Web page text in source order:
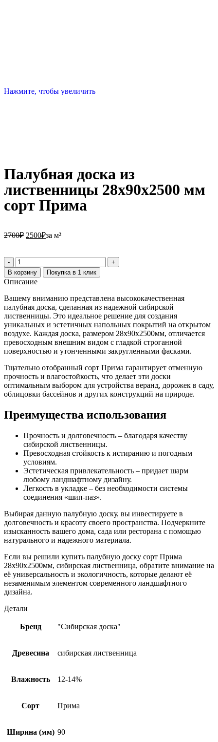
Нажмите, чтобы увеличить
Палубная доска из
лиственницы 28х90х2500 мм
сорт Прима
2700₽ 2500₽за м²
В корзину Покупка в 1 клик
Описание
Вашему вниманию представлена высококачественная
палубная доска, сделанная из надежной сибирской
лиственницы. Это идеальное решение для создания
уникальных и эстетичных напольных покрытий на открытом
воздухе. Каждая доска, размером 28х90х2500мм, отличается
превосходным внешним видом с гладкой строганной
поверхностью и утонченными закругленными фасками.
Тщательно отобранный сорт Прима гарантирует отменную
прочность и влагостойкость, что делает эти доски
оптимальным выбором для устройства веранд, дорожек в саду,
облицовки бассейнов и других конструкций на природе.
Преимущества использования
Прочность и долговечность – благодаря качеству
сибирской лиственницы.
Превосходная стойкость к истиранию и погодным
условиям.
Эстетическая привлекательность – придает шарм
любому ландшафтному дизайну.
Легкость в укладке – без необходимости системы
соединения «шип-паз».
Выбирая данную палубную доску, вы инвестируете в
долговечность и красоту своего пространства. Подчеркните
изысканность вашего дома, сада или ресторана с помощью
натурального и надежного материала.
Если вы решили купить палубную доску сорт Прима
28х90х2500мм, сибирская лиственница, обратите внимание на
её универсальность и экологичность, которые делают её
незаменимым элементом современного ландшафтного
дизайна.
Детали
Бренд "Сибирская доска"
Древесина сибирская лиственница
Влажность 12-14%
Сорт Прима
Ширина (мм) 90